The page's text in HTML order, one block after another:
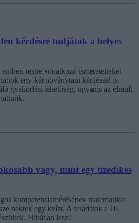
kérdésre tudjátok a helyes
testre vonatkozó ismereteiteket
egy-két növénytani kérdéssel is.
gyakorlási lehetőség, ugyanis az elmúlt
vagy, mint egy tizedikes
kompetenciamérésének matematikai
nektek egy kvízt. A feladatok a 10.
Hibátlan lesz?